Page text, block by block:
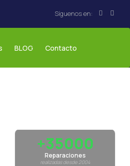
BLOG Contacto
+35000
Reparaciones
realizadas desde 2004